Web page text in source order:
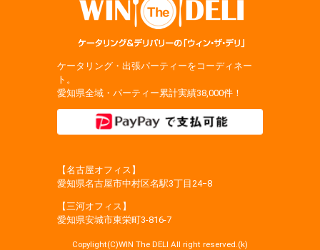
ケータリング・出張パーティーをコーディネー
ト。
愛知県全域・パーティー累計実績38,000件！
【名古屋オフィス】
愛知県名古屋市中村区名駅3丁目24−8
【三河オフィス】
愛知県安城市東栄町3‐816‐7
Copylight(C)WIN The DELI All right reserved.(k)